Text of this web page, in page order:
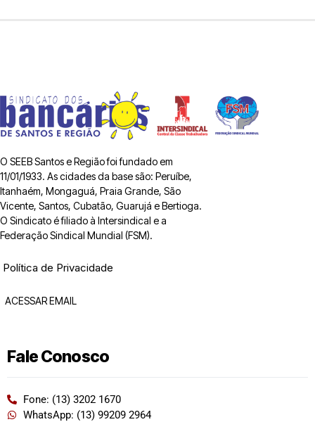
O SEEB Santos e Região foi fundado em
11/01/1933. As cidades da base são: Peruíbe,
Itanhaém, Mongaguá, Praia Grande, São
Vicente, Santos, Cubatão, Guarujá e Bertioga.
O Sindicato é filiado à Intersindical e a
Federação Sindical Mundial (FSM).
Política de Privacidade
ACESSAR EMAIL
Fale Conosco
Fone: (13) 3202 1670
WhatsApp: (13) 99209 2964